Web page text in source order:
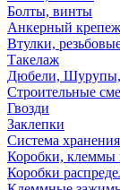
Болты, винты
Анкерный крепеж
Втулки,
Такелаж
Дюбели, Шурупы,
Строительные
Гвозди
Заклепки
Система
Коробки, клеммы
Коробки